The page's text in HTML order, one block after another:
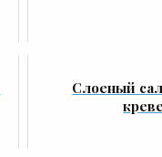
Слоеный